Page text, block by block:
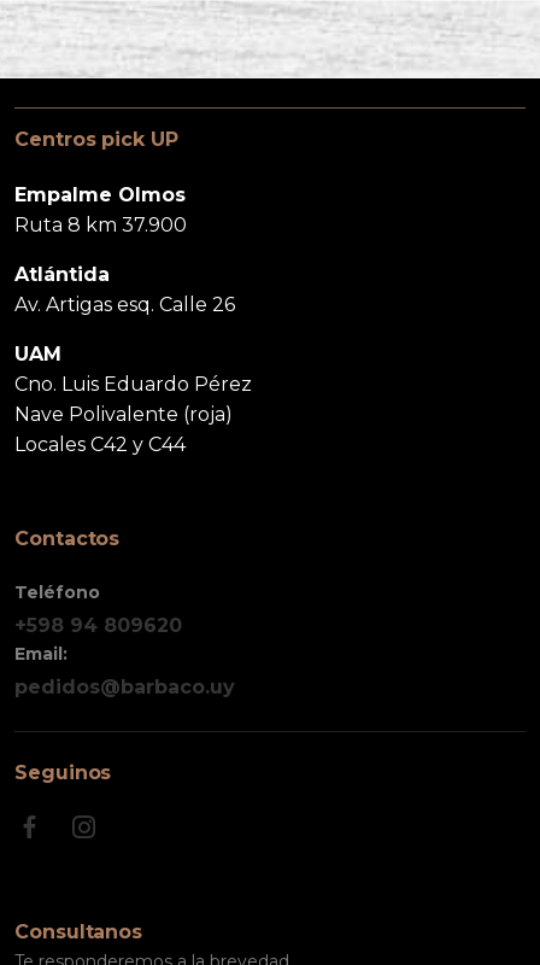
Centros pick UP
Empalme Olmos
Ruta 8 km 37.900
Atlántida
Av. Artigas esq. Calle 26
UAM
Cno. Luis Eduardo Pérez
Nave Polivalente (roja)
Locales C42 y C44
Contactos
Teléfono
+598 94 809620
Email:
pedidos@barbaco.uy
Seguinos
Consultanos